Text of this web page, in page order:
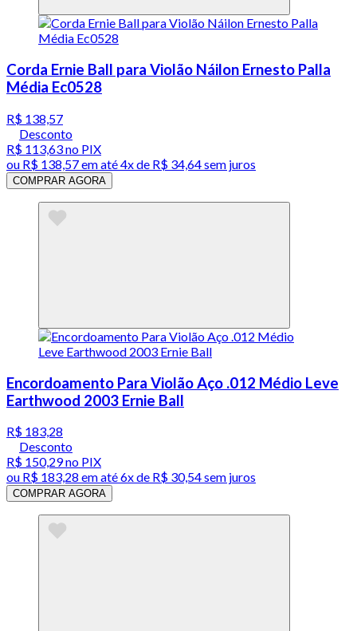
Corda Ernie Ball para Violão Náilon Ernesto Palla
Média Ec0528
R$ 138,57
Desconto
R$ 113,63no PIX
ou R$ 138,57em até4x de R$ 34,64 sem juros
COMPRAR AGORA
Encordoamento Para Violão Aço .012 Médio Leve
Earthwood 2003 Ernie Ball
R$ 183,28
Desconto
R$ 150,29no PIX
ou R$ 183,28 em até6x de R$ 30,54 sem juros
COMPRAR AGORA